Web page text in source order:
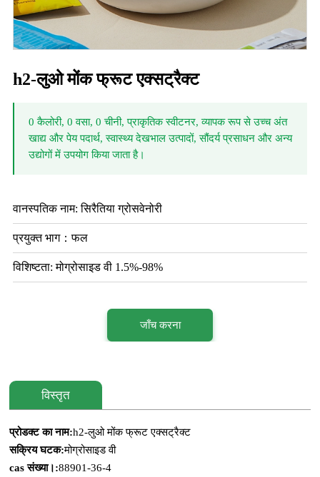
h2-लुओ मोंक फ्रूट एक्सट्रैक्ट
0 कैलोरी, 0 वसा, 0 चीनी, प्राकृतिक स्वीटनर, व्यापक रूप से उच्च अंत
खाद्य और पेय पदार्थ, स्वास्थ्य देखभाल उत्पादों, सौंदर्य प्रसाधन और अन्य
उद्योगों में उपयोग किया जाता है।
वानस्पतिक नाम: सिरैतिया ग्रोसवेनोरी
प्रयुक्त भाग：फल
विशिष्टता: मोग्रोसाइड वी 1.5%-98%
जाँच करना
विस्तृत
प्रोडक्ट का नाम:h2-लुओ मोंक फ्रूट एक्सट्रैक्ट
सक्रिय घटक:मोग्रोसाइड वी
cas संख्या।:88901-36-4